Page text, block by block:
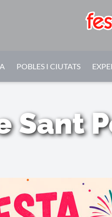
POBLES I CIUTATS
Sant